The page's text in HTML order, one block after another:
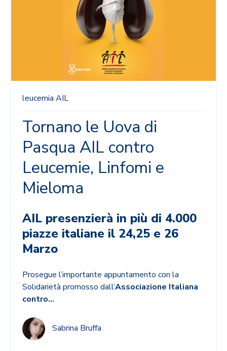
leucemia AIL
Tornano le Uova di
Pasqua AIL contro
Leucemie, Linfomi e
Mieloma
AIL presenzierà in più di 4.000
piazze italiane il 24,25 e 26
Marzo
Prosegue l’importante appuntamento con la
Solidarietà promosso dall’Associazione Italiana
contro...
Sabrina Bruffa